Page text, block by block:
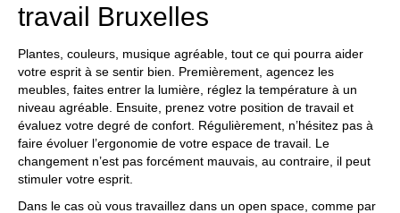
travail Bruxelles
Plantes, couleurs, musique agréable, tout ce qui pourra aider
votre esprit à se sentir bien. Premièrement, agencez les
meubles, faites entrer la lumière, réglez la température à un
niveau agréable. Ensuite, prenez votre position de travail et
évaluez votre degré de confort. Régulièrement, n’hésitez pas à
faire évoluer l’ergonomie de votre espace de travail. Le
changement n’est pas forcément mauvais, au contraire, il peut
stimuler votre esprit.
Dans le cas où vous travaillez dans un open space, comme par